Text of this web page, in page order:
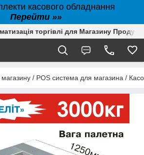
касового обладнання
Перейти »»
торгівлі для Магазину
/ POS система для магазина /